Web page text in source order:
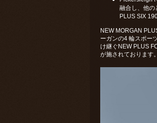
融合し、他の
PLUS SIX
NEW MORGAN
ーガンの4 輪スポー
け継ぐNEW PLUS
が施されております。